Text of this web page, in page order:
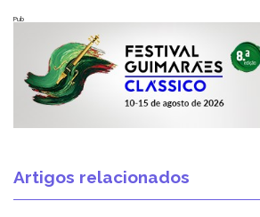
Pub
Artigos relacionados